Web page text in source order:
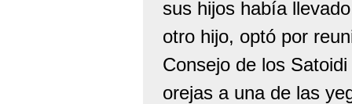
sus hijos había
otro hijo, optó por
Consejo de los
orejas a una de las